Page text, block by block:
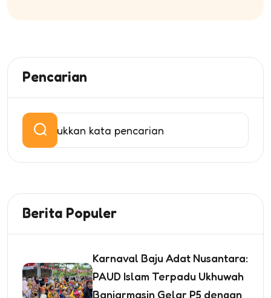
Pencarian
Berita Populer
Karnaval Baju Adat Nusantara:
PAUD Islam Terpadu Ukhuwah
Banjarmasin Gelar P5 dengan